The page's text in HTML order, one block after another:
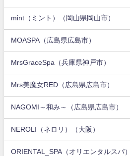
mint（ミント）（岡山県岡山市）
MOASPA（広島県広島市）
MrsGraceSpa（兵庫県神戸市）
Mrs美魔女RED（広島県広島市）
NAGOMI～和み～（広島県広島市）
NEROLI（ネロリ）（大阪）
ORIENTAL_SPA（オリエンタルスパ